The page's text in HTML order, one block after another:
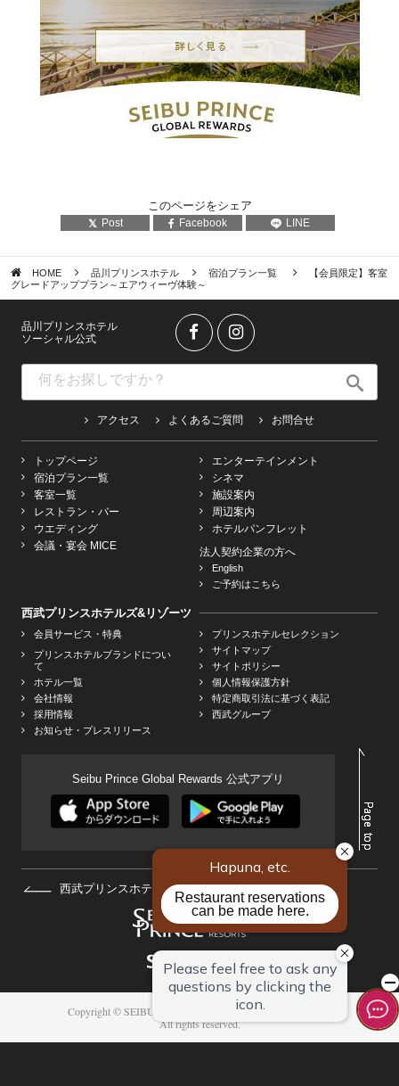
このページをシェア
Post Facebook LINE
HOME 品川プリンスホテル 宿泊プラン一覧
【会員限定】客室
グレードアッププラン～エアウィーヴ体験～
品川プリンスホテル
ソーシャル公式
アクセス よくあるご質問 お問合せ
トップページ
宿泊プラン一覧
客室一覧
レストラン・バー
ウエディング
会議・宴会 MICE
エンターテインメント
シネマ
施設案内
周辺案内
ホテルパンフレット
法人契約企業の方へ
English
ご予約はこちら
西武プリンスホテルズ&リゾーツ
会員サービス・特典
プリンスホテルブランドについ
て
ホテル一覧
会社情報
採用情報
お知らせ・プレスリリース
プリンスホテルセレクション
サイトマップ
サイトポリシー
個人情報保護方針
特定商取引法に基づく表記
西武グループ
Seibu Prince Global Rewards 公式アプリ
西武プリンスホテルズ&リゾーツHOMEへ
Copyright © SEIBU PRINCE HOTELS WORLDWIDE INC.
All rights reserved.